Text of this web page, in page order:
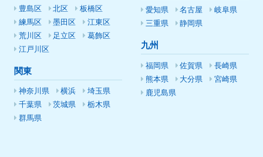
豊島区
北区
板橋区
練馬区
墨田区
江東区
荒川区
足立区
葛飾区
江戸川区
関東
神奈川県 横浜
埼玉県
千葉県
茨城県
栃木県
群馬県
愛知県 名古屋
岐阜県
三重県
静岡県
九州
福岡県 佐賀県
長崎県
熊本県
大分県
宮崎県
鹿児島県